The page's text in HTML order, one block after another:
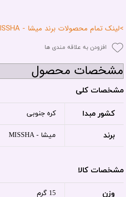
>لینک تمام محصولات برند میشا - MISSHA<
افزودن به علاقه مندی ها
مشخصات محصول
مشخصات کلی
کشور مبدا کره جنوبی
برند میشا - MISSHA
مشخصات کالا
وزن 15 گرم